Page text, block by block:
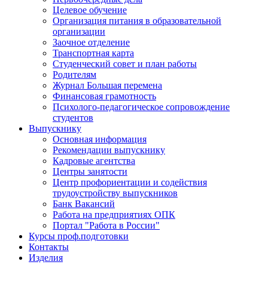
Целевое обучение
Организация питания в образовательной
организации
Заочное отделение
Транспортная карта
Студенческий совет и план работы
Родителям
Журнал Большая перемена
Финансовая грамотность
Психолого-педагогическое сопровождение
студентов
Выпускнику
Основная информация
Рекомендации выпускнику
Кадровые агентства
Центры занятости
Центр профориентации и содействия
трудоустройству выпускников
Банк Вакансий
Работа на предприятиях ОПК
Портал "Работа в России"
Курсы проф.подготовки
Контакты
Изделия